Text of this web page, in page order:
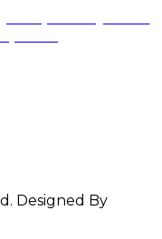
Designed By